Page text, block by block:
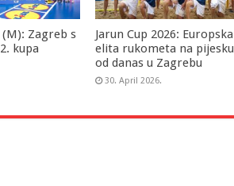
Zagreb s
kupa
Jarun Cup 2026: Europska
elita rukometa na pijesku
od danas u Zagrebu
30. April 2026.